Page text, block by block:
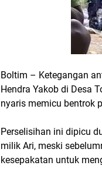
Boltim – Ketegangan
Hendra Yakob di Desa
nyaris memicu bentrok
Perselisihan ini dipicu
milik Ari, meski
kesepakatan untuk